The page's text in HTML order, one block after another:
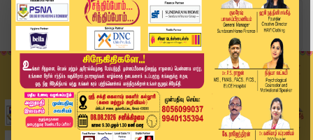
Home
தொழில்நுட்பம்
ஒரே நாளில் 4 புதிய மாடல்களை அறிமுகம் செய்யும் ம...